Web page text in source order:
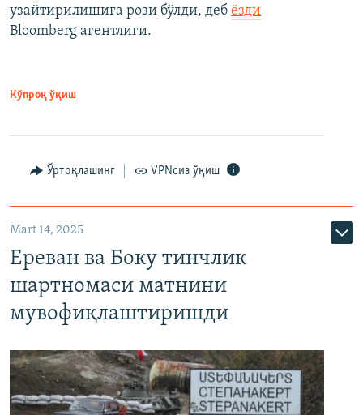
узайтирилишига рози бўлди, деб ёзди
Bloomberg агентлиги.
Кўпроқ ўқиш
Ўртоқлашинг VPNсиз ўқиш
Mart 14, 2025
Ереван ва Боку тинчлик
шартномаси матнини
мувофиқлаштиришди